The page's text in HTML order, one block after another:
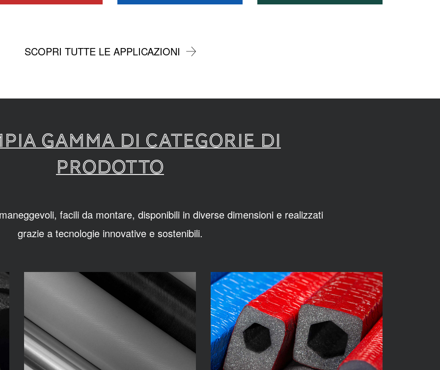
SCOPRI TUTTE LE APPLICAZIONI
GAMMA DI CATEGORIE DI
PRODOTTO
facili da montare, disponibili in diverse dimensioni e realizzati
grazie a tecnologie innovative e sostenibili.